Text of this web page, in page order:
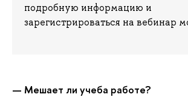
подробную информацию и
зарегистрироваться на вебинар
— Мешает ли учеба работе?